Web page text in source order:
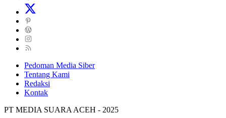
Pedoman Media Siber
Tentang Kami
Redaksi
Kontak
PT MEDIA SUARA ACEH - 2025